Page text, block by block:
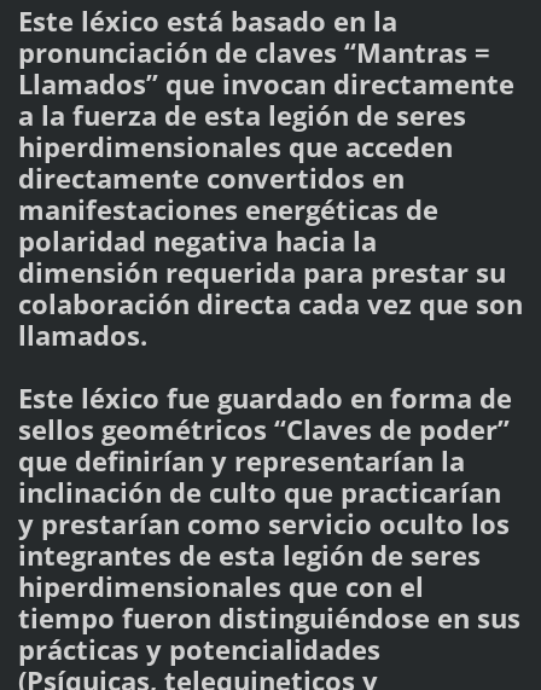
Este léxico está basado en la
pronunciación de claves “Mantras =
Llamados” que invocan directamente
a la fuerza de esta legión de seres
hiperdimensionales que acceden
directamente convertidos en
manifestaciones energéticas de
polaridad negativa hacia la
dimensión requerida para prestar su
colaboración directa cada vez que son
llamados.
Este léxico fue guardado en forma de
sellos geométricos “Claves de poder”
que definirían y representarían la
inclinación de culto que practicarían
y prestarían como servicio oculto los
integrantes de esta legión de seres
hiperdimensionales que con el
tiempo fueron distinguiéndose en sus
prácticas y potencialidades
(Psíquicas, telequineticos y